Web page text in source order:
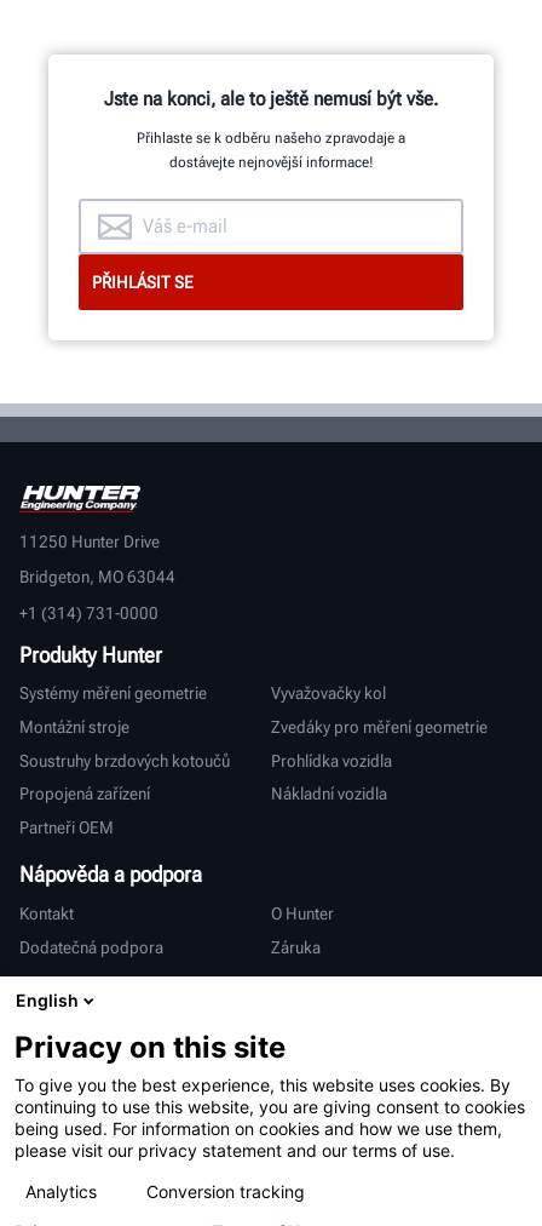
Jste na konci, ale to ještě nemusí být vše.
Přihlaste se k odběru našeho zpravodaje a
dostávejte nejnovější informace!
11250 Hunter Drive
Bridgeton, MO 63044
+1 (314) 731-0000
Produkty Hunter
Systémy měření geometrie
Vyvažovačky kol
Montážní stroje
Zvedáky pro měření geometrie
Soustruhy brzdových kotoučů
Prohlídka vozidla
Propojená zařízení
Nákladní vozidla
Partneři OEM
Nápověda a podpora
Kontakt
O Hunter
Dodatečná podpora
Záruka
Mezinárodní
Prodej a servis
English
Privacy on this site
To give you the best experience, this website uses cookies. By
continuing to use this website, you are giving consent to cookies
being used. For information on cookies and how we use them,
please visit our privacy statement and our terms of use.
Analytics
Conversion tracking